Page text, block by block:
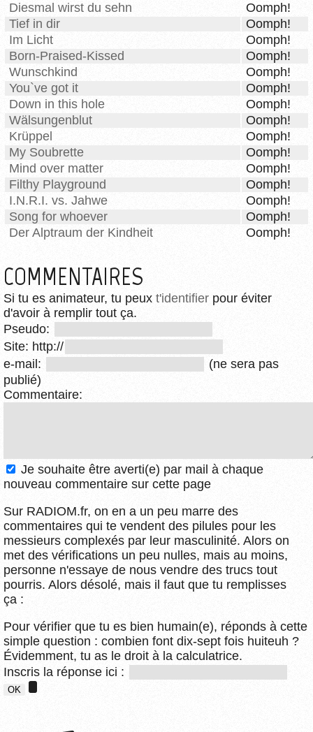
Diesmal wirst du sehn
Oomph!
Tief in dir
Oomph!
Im Licht
Oomph!
Born-Praised-Kissed
Oomph!
Wunschkind
Oomph!
You`ve got it
Oomph!
Down in this hole
Oomph!
Wälsungenblut
Oomph!
Krüppel
Oomph!
My Soubrette
Oomph!
Mind over matter
Oomph!
Filthy Playground
Oomph!
I.N.R.I. vs. Jahwe
Oomph!
Song for whoever
Oomph!
Der Alptraum der Kindheit
Oomph!
COMMENTAIRES
Si tu es animateur, tu peux t'identifier pour éviter
d'avoir à remplir tout ça.
Pseudo:
Site: http://
e-mail:
(ne sera pas
publié)
Commentaire:
Je souhaite être averti(e) par mail à chaque
nouveau commentaire sur cette page
Sur RADIOM.fr, on en a un peu marre des
commentaires qui te vendent des pilules pour les
messieurs complexés par leur masculinité. Alors on
met des vérifications un peu nulles, mais au moins,
personne n'essaye de nous vendre des trucs tout
pourris. Alors désolé, mais il faut que tu remplisses
ça :
Pour vérifier que tu es bien humain(e), réponds à cette
simple question : combien font dix-sept fois huiteuh ?
Évidemment, tu as le droit à la calculatrice.
Inscris la réponse ici :